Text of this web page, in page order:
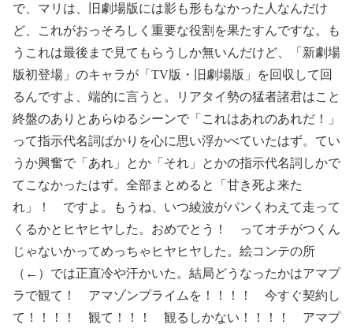
で、マリは、旧劇場版には影も形もなかった人なんだけ
ど、これがおっそろしく重要な役割を果たすんですな。も
うこれは最後まで見てもらうしか無いんだけど、「新劇場
版初登場」のキャラが「TV版・旧劇場版」を回収して回
るんですよ、端的に言うと。リアタイ勢の猛者諸君はこと
終盤のありとあらゆるシーンで「これはあれのあれだ！」
って指示代名詞ばかりを心に思い浮かべていたはず。てい
うか興奮で「あれ」とか「それ」とかの指示代名詞しかで
てこなかったはず。全部まとめると「甘き死よ来た
れ」！ ですよ。もうね、いつ綾波がパンくわえて走って
くるかとヒヤヒヤした。おめでとう！ ってオチがつくん
じゃないかってめっちゃヒヤヒヤした。絵コンテの所
（←）では正直冷や汗かいた。結局どうなったかはアマプ
ラで観て！ アマゾンプライムを！！！！ 今すぐ契約し
て！！！！ 観て！！！ 観るしかない！！！！ アマプ